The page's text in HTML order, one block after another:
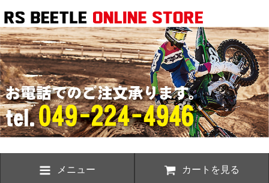
メニュー カートを見る